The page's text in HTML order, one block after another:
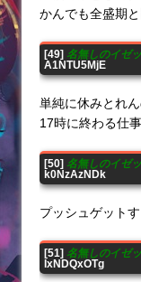
かんでも全盛期
[49] 名無しのイゼ
A1NTU5MjE
単純に休みとれ
17時に終わる仕
[50] 名無しのイゼ
k0NzAzNDk
プッシュゲット
[51] 名無しのイゼ
IxNDQxOTg